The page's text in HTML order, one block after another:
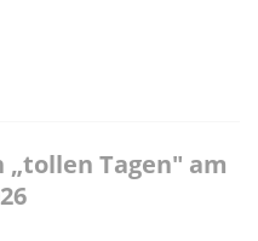
„tollen Tagen" am